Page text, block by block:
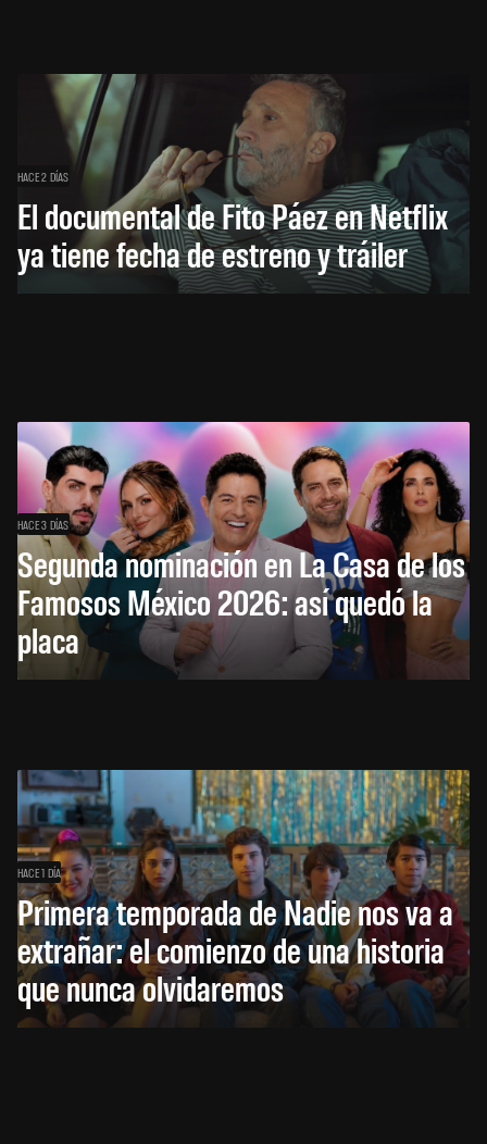
HACE 2 DÍAS
El documental de Fito Páez en Netflix
ya tiene fecha de estreno y tráiler
HACE 3 DÍAS
Segunda nominación en La Casa de los
Famosos México 2026: así quedó la
placa
HACE 1 DÍA
Primera temporada de Nadie nos va a
extrañar: el comienzo de una historia
que nunca olvidaremos